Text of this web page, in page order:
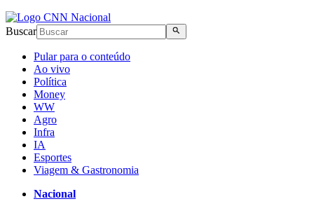
Buscar
Pular para o conteúdo
Ao vivo
Política
Money
WW
Agro
Infra
IA
Esportes
Viagem & Gastronomia
Nacional